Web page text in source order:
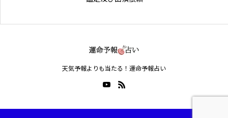
天気予報よりも当たる！運命予報占い